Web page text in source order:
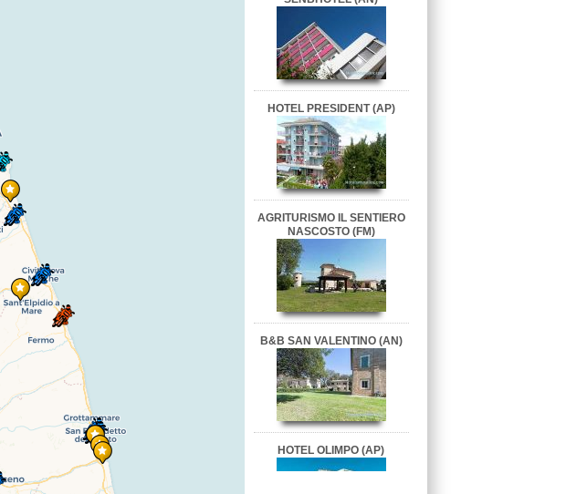
HOTEL PRESIDENT (AP)
AGRITURISMO IL SENTIERO
NASCOSTO (FM)
B&B SAN VALENTINO (AN)
HOTEL OLIMPO (AP)